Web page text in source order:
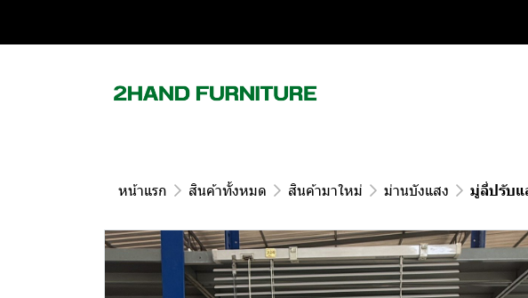
หน้าแรก สินค้าทั้งหมด สินค้ามาใหม่ ม่านบังแสง มู่ลี่ปรับแ